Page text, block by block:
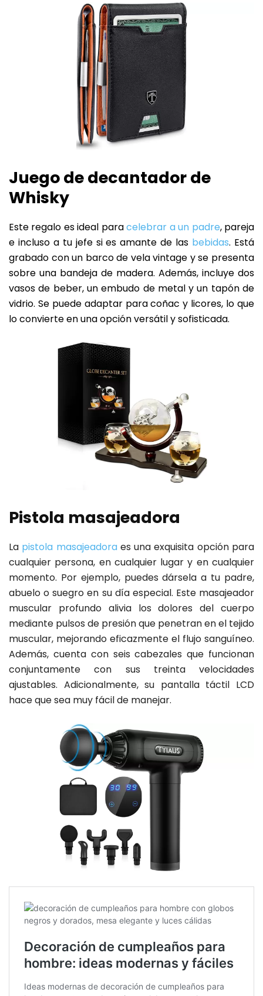
Juego de decantador de
Whisky
Este regalo es ideal paracelebrar a un padre, pareja
e incluso a tu jefe si es amante de las bebidas. Está
grabado con un barco de vela vintage y se presenta
sobre una bandeja de madera. Además, incluye dos
vasos de beber, un embudo de metal y un tapón de
vidrio. Se puede adaptar para coñac y licores, lo que
lo convierte en una opción versátil y sofisticada.
Pistola masajeadora
La pistola masajeadoraes una exquisita opción para
cualquier persona, en cualquier lugar y en cualquier
momento. Por ejemplo, puedes dársela a tu padre,
abuelo o suegro en su día especial. Este masajeador
muscular profundo alivia los dolores del cuerpo
mediante pulsos de presión que penetran en el tejido
muscular, mejorando eficazmente el flujo sanguíneo.
Además, cuenta con seis cabezales que funcionan
conjuntamente con sus treinta velocidades
ajustables. Adicionalmente, su pantalla táctil LCD
hace que sea muy fácil de manejar.